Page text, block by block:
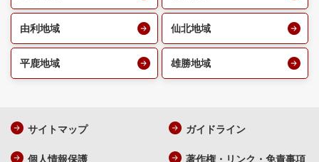
由利地域 仙北地域
平鹿地域 雄勝地域
サイトマップ ガイドライン
個人情報保護 著作権・リンク・免責事項